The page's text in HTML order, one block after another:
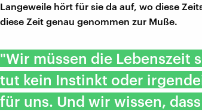
Langeweile hört für sie da auf, wo diese
diese Zeit genau genommen zur Muße.
"Wir müssen die Lebenszeit
tut kein Instinkt oder
für uns. Und wir wissen,